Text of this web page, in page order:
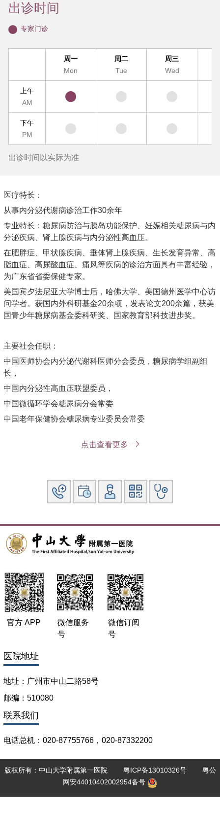
出诊时间
专家门诊
周一
Mon
周二
Tue
周三
Wed
上午
AM
下午
PM
出诊时间以实际为准
医疗特长：
从事内分泌代谢病诊治工作30余年
专业特长：糖尿病防治与胰岛功能保护、妊娠相关糖尿病与内
分泌疾病、肾上腺疾病与内分泌性高血压。
在肥胖症、甲状腺疾病、垂体肾上腺疾病、生长发育异常、高
脂血症、高尿酸血症、痛风等疾病的诊治方面具有丰富经验，
为广东省省委保健专家。
美国宾夕法尼亚大学博士后，哈佛大学、美国德州医学中心访
问学者。获国内外科研基金20余项，发表论文200余篇，获美
国青少年糖尿病基金委科研奖、国家教育部科技进步奖。
主要社会任职：
中国医师协会内分泌代谢科医师分会委员，糖尿病学组副组
长，
中国内分泌性高血压联盟委员，
中国微循环学会糖尿病分会常委
中国老年保健协会糖尿病专业委员会常委
广东省医学教育学会理事，糖尿病专委会主任委员
广东省健康管理学会脂肪肝病委员会副主任委员
点击查看更多
官方 APP
微信服务
号
微信订阅
号
医院地址
地址：广州市中山二路58号
邮编：510080
联系我们
电话总机：020-87755766，020-87332200
版权所有：中山大学附属第一医院 粤ICP备13010326号粤公
网安44010402002954备号